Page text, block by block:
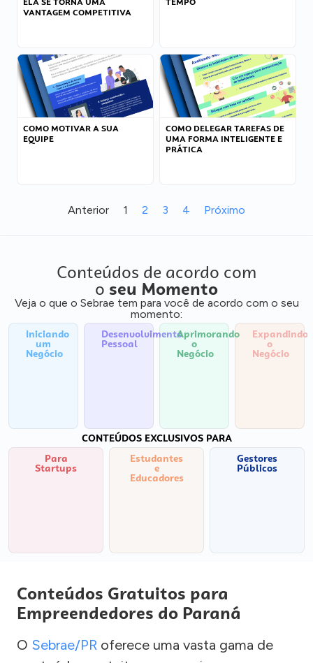
VANTAGEM COMPETITIVA
COMO MOTIVAR A SUA
EQUIPE
COMO DELEGAR TAREFAS DE
UMA FORMA INTELIGENTE E
PRÁTICA
Anterior 1 2 3 4 Próximo
Conteúdos de acordo com
o seu Momento
Veja o que o Sebrae tem para você de acordo com o seu
momento:
Iniciando
um
Negócio
Desenvolvimento
Pessoal
Aprimorando
o
Negócio
Expandindo
o
Negócio
CONTEÚDOS EXCLUSIVOS PARA
Para
Startups
Estudantes
e
Educadores
Gestores
Públicos
Conteúdos Gratuitos para
Empreendedores do Paraná
O Sebrae/PR oferece uma vasta gama de